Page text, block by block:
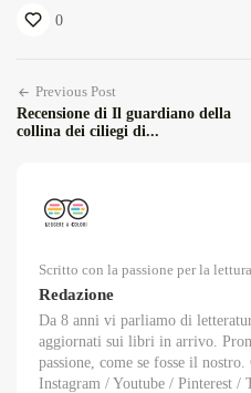
0
Previous Post
Recensione di Il guardiano della
collina dei ciliegi di...
Scritto con la passione per la
Redazione
Da 8 anni vi parliamo di
aggiornati sui libri in arrivo.
passione, come se fosse il
Instagram / Youtube / Pinterest /